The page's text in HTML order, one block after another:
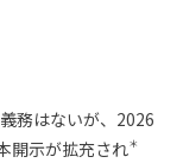
務はないが、2026
開示が拡充され＊